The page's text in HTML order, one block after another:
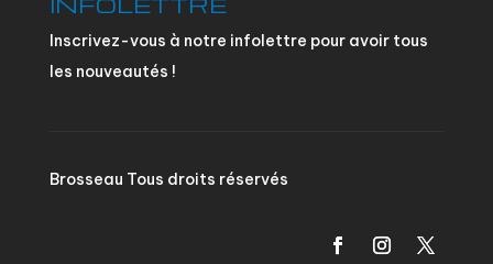
Inscrivez-vous à notre infolettre pour avoir tous
les nouveautés !
Brosseau Tous droits réservés